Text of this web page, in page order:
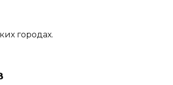
городах.